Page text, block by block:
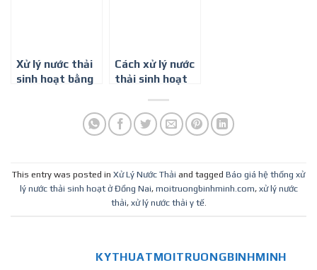
Xử lý nước thải
sinh hoạt bằng
Cách xử lý nước
thải sinh hoạt
Chí Minh
This entry was posted in Xử Lý Nước Thải and tagged Báo giá hệ thống xử
lý nước thải sinh hoạt ở Đồng Nai, moitruongbinhminh.com, xử lý nước
thải, xử lý nước thải y tế.
KYTHUATMOITRUONGBINHMINH